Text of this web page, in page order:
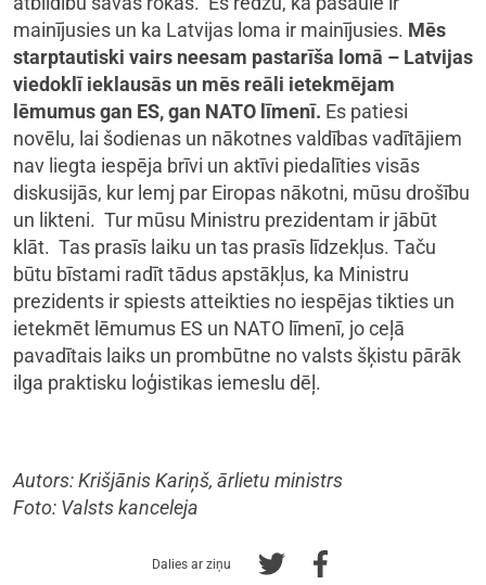
mainījusies un ka Latvijas loma ir mainījusies. Mēs
starptautiski vairs neesam pastarīša lomā – Latvijas
viedoklī ieklausās un mēs reāli ietekmējam
lēmumus gan ES, gan NATO līmenī. Es patiesi
novēlu, lai šodienas un nākotnes valdības vadītājiem
nav liegta iespēja brīvi un aktīvi piedalīties visās
diskusijās, kur lemj par Eiropas nākotni, mūsu drošību
un likteni. Tur mūsu Ministru prezidentam ir jābūt
klāt. Tas prasīs laiku un tas prasīs līdzekļus. Taču
būtu bīstami radīt tādus apstākļus, ka Ministru
prezidents ir spiests atteikties no iespējas tikties un
ietekmēt lēmumus ES un NATO līmenī, jo ceļā
pavadītais laiks un prombūtne no valsts šķistu pārāk
ilga praktisku loģistikas iemeslu dēļ.
Autors: Krišjānis Kariņš, ārlietu ministrs
Foto: Valsts kanceleja
Dalies ar ziņu